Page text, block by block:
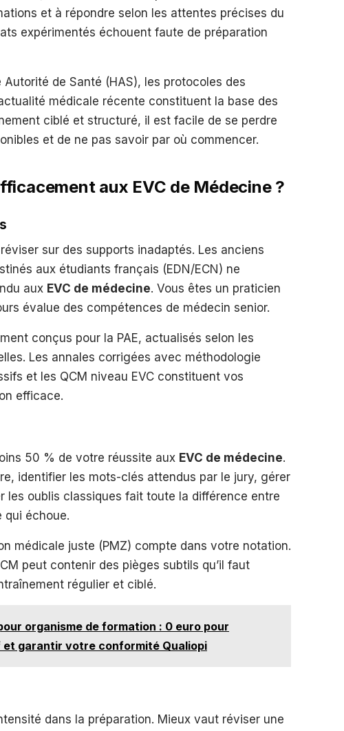
et à répondre selon les attentes précises du
expérimentés échouent faute de préparation
de Santé (HAS), les protocoles des
médicale récente constituent la base des
ciblé et structuré, il est facile de se perdre
et de ne pas savoir par où commencer.
aux EVC de Médecine ?
sur des supports inadaptés. Les anciens
aux étudiants français (EDN/ECN) ne
aux EVC de médecine. Vous êtes un praticien
évalue des compétences de médecin senior.
conçus pour la PAE, actualisés selon les
Les annales corrigées avec méthodologie
et les QCM niveau EVC constituent vos
efficace.
50 % de votre réussite aux EVC de médecine.
identifier les mots-clés attendus par le jury, gérer
oublis classiques fait toute la différence entre
qui échoue.
médicale juste (PMZ) compte dans votre notation.
peut contenir des pièges subtils qu’il faut
régulier et ciblé.
organisme de formation : 0 euro pour
garantir votre conformité Qualiopi
dans la préparation. Mieux vaut réviser une